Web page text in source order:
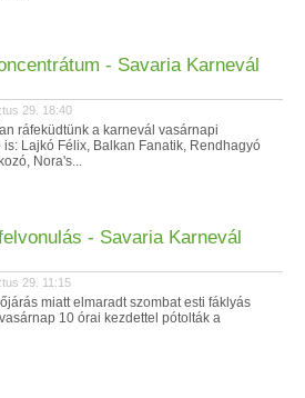
- Savaria Karnevál
29. 18:40
ráfeküdtünk a karnevál vasárnapi
is: Lajkó Félix, Balkan Fanatik, Rendhagyó
Nora's...
- Savaria Karnevál
29. 11:15
miatt elmaradt szombat esti fáklyás
10 órai kezdettel pótolták a